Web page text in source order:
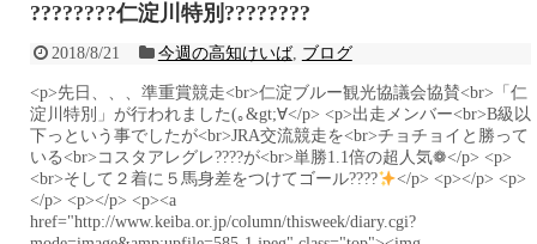
????????仁淀川特別????????
2018/8/21 今週の高知けいば, ブログ
<p>先日、、、準重賞競走<br>仁淀ブルー観光協議会協賛<br>「仁
淀川特別」が行われました(｡&gt;∀</p> <p>出走メンバー<br>B級以
下っという事でしたが<br>JRA交流競走を<br>チョチョイと勝って
いる<br>コスタアレグレ????が<br>単勝1.1倍の超人気❁</p> <p>
<br>そして２着に５馬身差をつけてゴール????
</p> <p></p> <p>
</p> <p></p> <p><a
href="http://www.keiba.or.jp/column/thisweek/diary.cgi?